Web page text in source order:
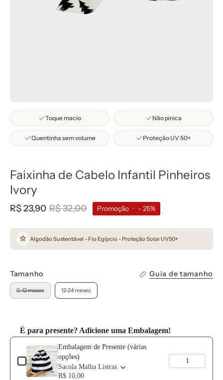
Toque macio Não pinica
Quentinha sem volume Proteção UV 50+
Faixinha de Cabelo Infantil Pinheiros
Ivory
R$ 23,90 R$ 32,00 Promoção • - 25%
Algodão Sustentável - Fio Egípcio - Proteção Solar UV50+
Tamanho Guia de tamanho
0-12 meses 12-24 meses
É para presente? Adicione uma Embalagem!
Use the Previous and Next buttons to navigate through product
Embalagem de Presente (várias
opções)
Sacola Malha Listras
R$ 10,00